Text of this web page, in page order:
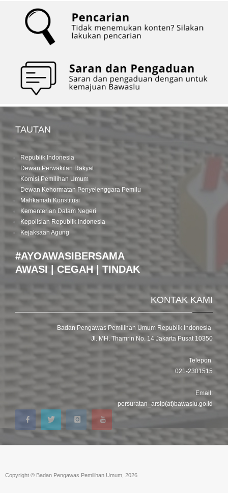
TAUTAN
Republik Indonesia
Dewan Perwakilan Rakyat
Komisi Pemilihan Umum
Dewan Kehormatan Penyelenggara Pemilu
Mahkamah Konstitusi
Kementerian Dalam Negeri
Kepolisian Republik Indonesia
Kejaksaan Agung
#AYOAWASIBERSAMA
AWASI | CEGAH | TINDAK
KONTAK KAMI
Badan Pengawas Pemilihan Umum Republik Indonesia
Jl. MH. Thamrin No. 14 Jakarta Pusat 10350
Telepon
021-2301515
Email:
persuratan_arsip(at)bawaslu.go.id
Copyright © Badan Pengawas Pemilihan Umum, 2026